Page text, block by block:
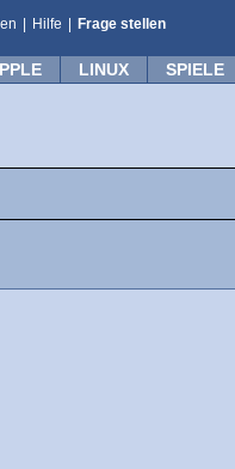
Hilfe Frage stellen
LINUX SPIELE